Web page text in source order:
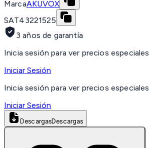
MarcaAKUVOX
SAT43221525
3 años de garantía
Inicia sesión para ver precios especiales
Iniciar Sesión
Inicia sesión para ver precios especiales
Iniciar Sesión
DescargasDescargas